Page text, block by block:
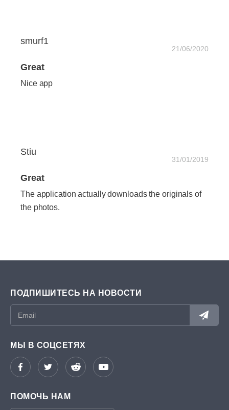
smurf1
21/06/2020
Great
Nice app
Stiu
31/01/2019
Great
The application actually downloads the originals of
the photos.
ПОДПИШИТЕСЬ НА НОВОСТИ
МЫ В СОЦСЕТЯХ
ПОМОЧЬ НАМ